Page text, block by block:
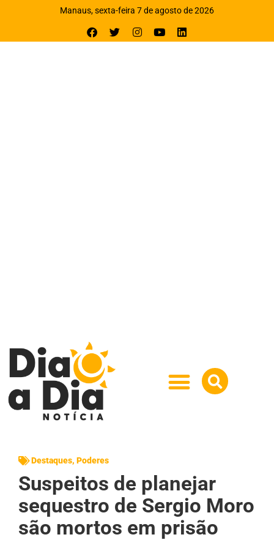
Manaus, sexta-feira 7 de agosto de 2026
Destaques, Poderes
Suspeitos de planejar
sequestro de Sergio Moro
são mortos em prisão